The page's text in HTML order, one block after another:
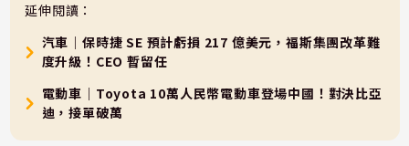
延伸閱讀：
汽車｜保時捷 SE 預計虧損 217 億美元，福斯集團改革難
度升級！CEO 暫留任
電動車｜Toyota 10萬人民幣電動車登場中國！對決比亞
迪，接單破萬